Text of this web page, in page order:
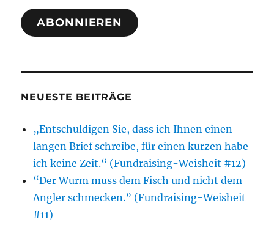
Adresse
ABONNIEREN
NEUESTE BEITRÄGE
„Entschuldigen Sie, dass ich Ihnen einen
langen Brief schreibe, für einen kurzen habe
ich keine Zeit.“ (Fundraising-Weisheit #12)
“Der Wurm muss dem Fisch und nicht dem
Angler schmecken.” (Fundraising-Weisheit
#11)